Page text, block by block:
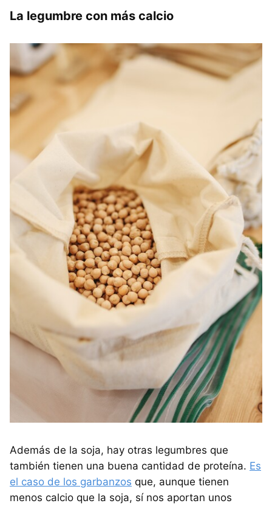
La legumbre con más calcio
Además de la soja, hay otras legumbres que
también tienen una buena cantidad de proteína. Es
el caso de los garbanzos que, aunque tienen
menos calcio que la soja, sí nos aportan unos